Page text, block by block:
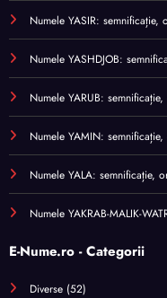
Numele YASIR:
Numele YASHDJOB:
Numele YARUB:
Numele YAMIN:
Numele YALA: semnificație,
Numele YAKRAB-MALIK-
E-Nume.ro - Categorii
Diverse (52)